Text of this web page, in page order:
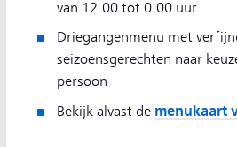
van 12.00 tot 0.00 uur
Driegangenmenu met
seizoensgerechten naar
persoon
Bekijk alvast de menukaart